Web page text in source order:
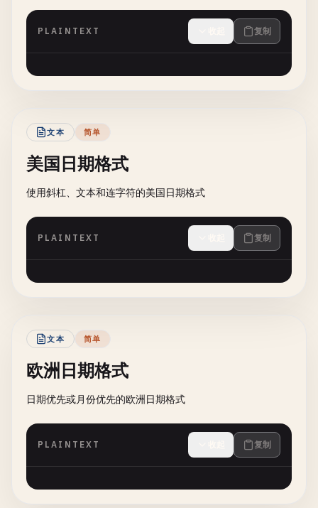
PLAINTEXT 复制
文本 简单
美国日期格式
使用斜杠、文本和连字符的美国日期格式
PLAINTEXT 复制
文本 简单
欧洲日期格式
日期优先或月份优先的欧洲日期格式
PLAINTEXT 复制